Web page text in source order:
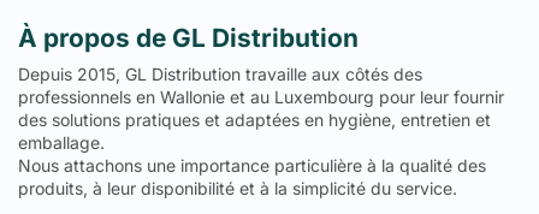
À propos de GL Distribution
Depuis 2015, GL Distribution travaille aux côtés des
professionnels en Wallonie et au Luxembourg pour leur fournir
des solutions pratiques et adaptées en hygiène, entretien et
emballage.
Nous attachons une importance particulière à la qualité des
produits, à leur disponibilité et à la simplicité du service.